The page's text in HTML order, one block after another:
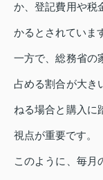
か、登記費用や税
かるとされていま
一方で、総務省の
占める割合が大き
ねる場合と購入に
視点が重要です。
このように、毎月